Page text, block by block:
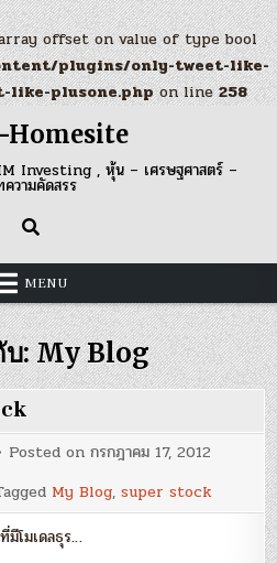
offset on value of type bool
plugins/only-tweet-like-
like-plusone.phpon line258
Homesite
Investing , หุ้น – เศรษฐศาสตร์ –
วามคัดสรร
MENU
บ:My Blog
Posted onกรกฎาคม 17, 2012
My Blog,super stock
โมเดลธุร…